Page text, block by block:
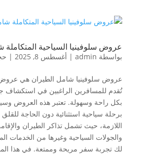
عروض سلوفينيا السياحية المتكاملة
بواسطة admin
| أغسطس 8, 2025 |
عروض سلوفينيا شامل الطيران هي عروض
تُقدم للمسافرين الراغبين في استكشاف
بكل راحة وسهولة. تعتبر هذه العروض
برحلة سياحية استثنائية دون الحاجة للقلق
اللازمة، حيث تشمل تذاكر الطيران
والجولات السياحية وغيرها من الخدمات
لك تجربة سفر مريحة وممتعة. في هذا